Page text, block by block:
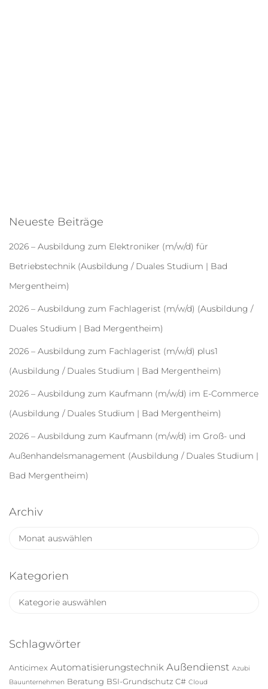
Neueste Beiträge
2026 – Ausbildung zum Elektroniker (m/w/d) für
Betriebstechnik (Ausbildung / Duales Studium | Bad
Mergentheim)
2026 – Ausbildung zum Fachlagerist (m/w/d) (Ausbildung /
Duales Studium | Bad Mergentheim)
2026 – Ausbildung zum Fachlagerist (m/w/d) plus1
(Ausbildung / Duales Studium | Bad Mergentheim)
2026 – Ausbildung zum Kaufmann (m/w/d) im E-Commerce
(Ausbildung / Duales Studium | Bad Mergentheim)
2026 – Ausbildung zum Kaufmann (m/w/d) im Groß- und
Außenhandelsmanagement (Ausbildung / Duales Studium |
Bad Mergentheim)
Archiv
h
Kategorien
g
o
Schlagwörter
Anticimex Automatisierungstechnik Außendienst Azubi
Bauunternehmen Beratung BSI-Grundschutz C# Cloud